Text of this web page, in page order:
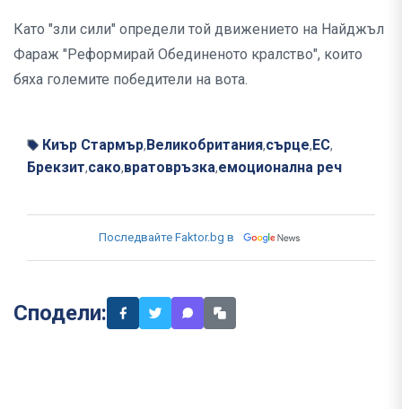
Като "зли сили" определи той движението на Найджъл
Фараж "Реформирай Обединеното кралство", които
бяха големите победители на вота.
Киър Стармър, Великобритания,сърце, ЕС,
Брекзит,сако,вратовръзка,емоционална реч
Последвайте Faktor.bg в
Сподели: